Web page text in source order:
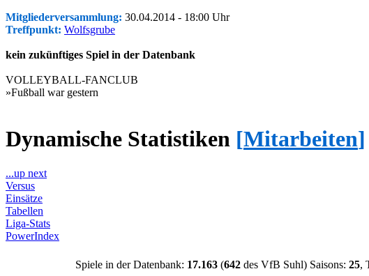
Mitgliederversammlung: 30.04.2014 - 18:00 Uhr
Treffpunkt: Wolfsgrube
kein zukünftiges Spiel in der Datenbank
VOLLEYBALL-FANCLUB
»Fußball war gestern
Dynamische Statistiken [Mitarbeiten]
...up next
Versus
Einsätze
Tabellen
Liga-Stats
PowerIndex
Spiele in der Datenbank: 17.163(642des VfB Suhl) Saisons: 25,